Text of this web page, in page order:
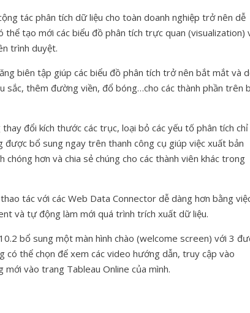
tác phân tích dữ liệu cho toàn doanh nghiệp trở nên dễ
thể tạo mới các biểu đồ phân tích trực quan (visualization)
trình duyệt.
biên tập giúp các biểu đồ phân tích trở nên bắt mắt và
sắc, thêm đường viền, đổ bóng…cho các thành phần trên
đổi kích thước các trục, loại bỏ các yếu tố phân tích chỉ
được bổ sung ngay trên thanh công cụ giúp việc xuất bản
chóng hơn và chia sẻ chúng cho các thành viên khác trong
tác với các Web Data Connector dễ dàng hơn bằng
và tự động làm mới quá trình trích xuất dữ liệu.
bổ sung một màn hình chào (welcome screen) với 3
có thể chọn để xem các video hướng dẫn, truy cập vào
vào trang Tableau Online của mình.